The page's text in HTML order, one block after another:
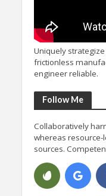
Uniquely
frictionless
engineer reliable.
Follow Me
Collaboratively
whereas
sources.